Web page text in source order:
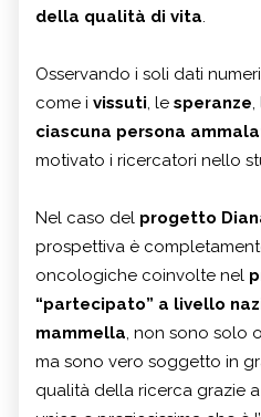
della qualità di vita.
Osservando i soli dati
come i vissuti, le speranze,
ciascuna persona
motivato i ricercatori nello
Nel caso del progetto
prospettiva è
oncologiche coinvolte nel
“partecipato” a livello
mammella, non sono solo
ma sono vero soggetto in
qualità della ricerca grazie